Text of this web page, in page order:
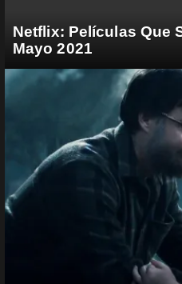
Netflix: Películas Que
Mayo 2021